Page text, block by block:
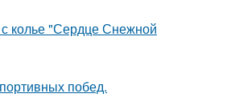
колье "Сердце Снежной
побед.